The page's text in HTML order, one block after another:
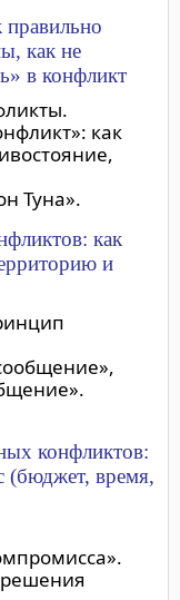
как не
в конфликт
как
Туна».
как
и
конфликтов:
(бюджет, время,